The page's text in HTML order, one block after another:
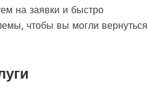
на заявки и быстро
чтобы вы могли вернуться